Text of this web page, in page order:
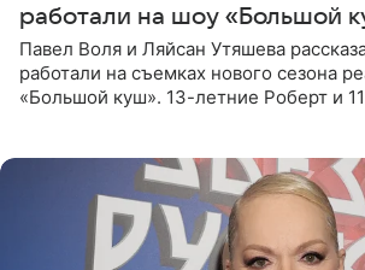
работали на шоу «Большой
Павел Воля и Ляйсан Утяшева
работали на съемках нового сезона
«Большой куш». 13-летние Роберт и